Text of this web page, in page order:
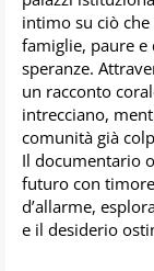
intimo su ciò
famiglie, paure
speranze.
un racconto
intrecciano,
comunità già
Il documentario
futuro con
d’allarme,
e il desiderio